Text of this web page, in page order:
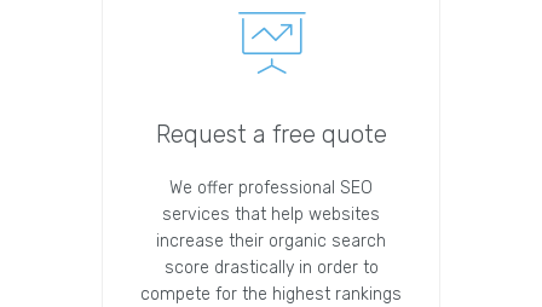
Request a free quote
We offer professional SEO
services that help websites
increase their organic search
score drastically in order to
compete for the highest rankings